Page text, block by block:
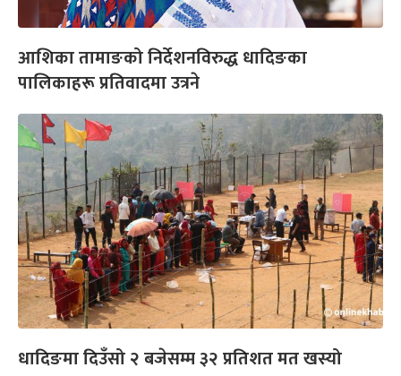
आशिका तामाङको निर्देशनविरुद्ध धादिङका
पालिकाहरू प्रतिवादमा उत्रने
धादिङमा दिउँसो २ बजेसम्म ३२ प्रतिशत मत खस्यो